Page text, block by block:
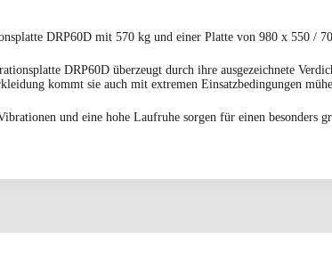
DRP60D mit 570 kg und einer Platte von 980 x 550 /
DRP60D überzeugt durch ihre ausgezeichnete
kommt sie auch mit extremen Einsatzbedingungen
und eine hohe Laufruhe sorgen für einen besonders